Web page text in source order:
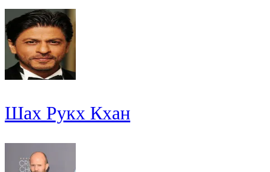
Шах Рукх Кхан